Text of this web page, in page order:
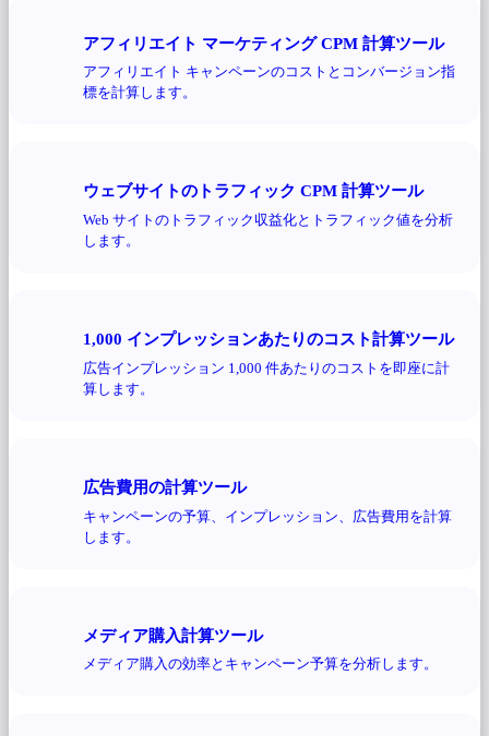
アフィリエイト マーケティング CPM 計算ツール
アフィリエイト キャンペーンのコストとコンバージョン指
標を計算します。
ウェブサイトのトラフィック CPM 計算ツール
Web サイトのトラフィック収益化とトラフィック値を分析
します。
1,000 インプレッションあたりのコスト計算ツール
広告インプレッション 1,000 件あたりのコストを即座に計
算します。
広告費用の計算ツール
キャンペーンの予算、インプレッション、広告費用を計算
します。
メディア購入計算ツール
メディア購入の効率とキャンペーン予算を分析します。